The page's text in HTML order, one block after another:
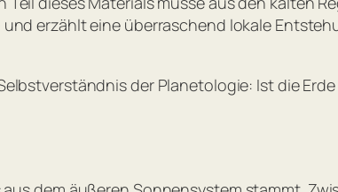
erzählt eine überraschend lokale
der Planetologie: Ist die